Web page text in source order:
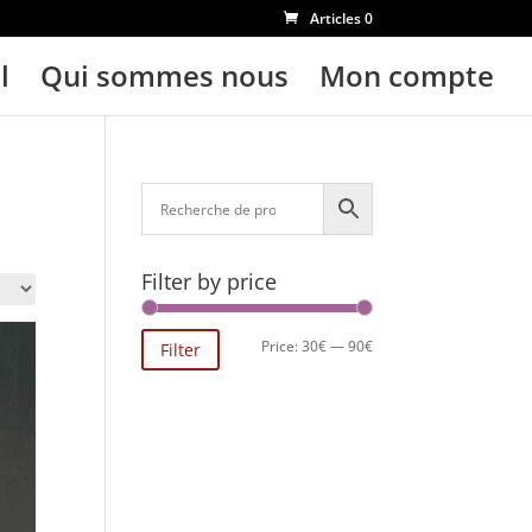
Articles 0
Qui sommes nous Mon compte
Filter by price
Min
Max
Filter Price:30€—90€